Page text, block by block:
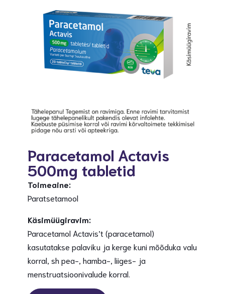
Paracetamol Actavis
500mg tabletid
Toimeaine:
Paratsetamool
Käsimüügiravim:
Paracetamol Actavis’t (paracetamol)
kasutatakse palaviku ja kerge kuni mõõduka valu
korral, sh pea-, hamba-, liiges- ja
menstruatsioonivalude korral.